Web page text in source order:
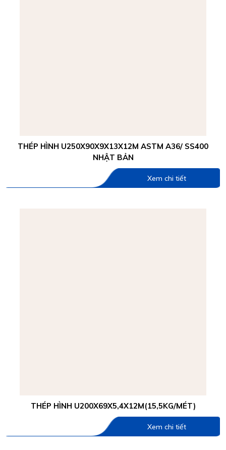
THÉP HÌNH U250X90X9X13X12M ASTM A36/ SS400
NHẬT BẢN
Xem chi tiết
THÉP HÌNH U200X69X5,4X12M(15,5KG/MÉT)
Xem chi tiết